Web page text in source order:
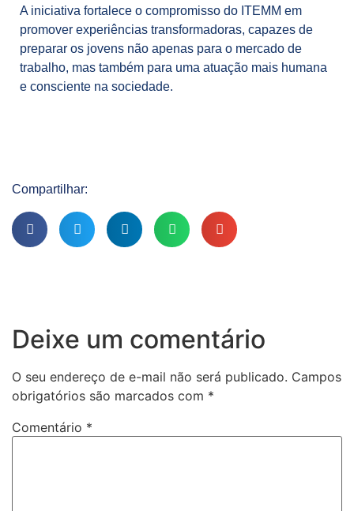
A iniciativa fortalece o compromisso do ITEMM em
promover experiências transformadoras, capazes de
preparar os jovens não apenas para o mercado de
trabalho, mas também para uma atuação mais humana
e consciente na sociedade.
Compartilhar:
Deixe um comentário
O seu endereço de e-mail não será publicado. Campos
obrigatórios são marcados com *
Comentário *